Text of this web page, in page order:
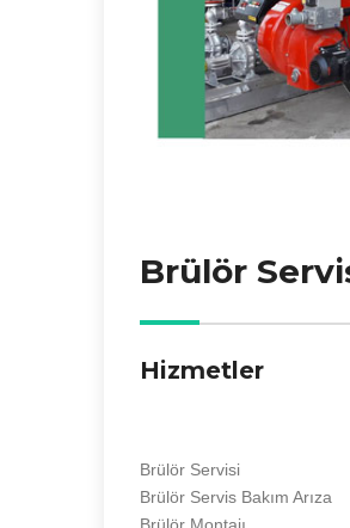
Brülör
Hizmetler
Brülör Servisi
Brülör Servis Bakım Arıza